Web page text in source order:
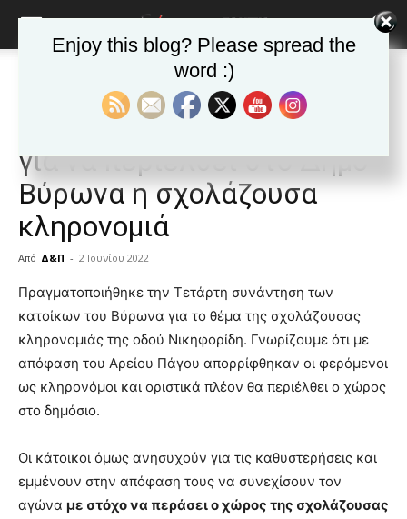
ΒΥΡΩΝΑΣ Τα νέα της Πόλης
Ο αγώνας των κατοίκων
για να περιέλθει στο Δήμο
Βύρωνα η σχολάζουσα
κληρονομιά
Από Δ&Π - 2 Ιουνίου 2022
blonde
lesbians
hot
cam
show.desi
xxx
teaches
you
the
Πραγματοποιήθηκε την Τετάρτη συνάντηση των
κατοίκων του Βύρωνα για το θέμα της σχολάζουσας
κληρονομιάς της οδού Νικηφορίδη. Γνωρίζουμε ότι με
απόφαση του Αρείου Πάγου απορρίφθηκαν οι φερόμενοι
ως κληρονόμοι και οριστικά πλέον θα περιέλθει ο χώρος
στο δημόσιο.
Οι κάτοικοι όμως ανησυχούν για τις καθυστερήσεις και
εμμένουν στην απόφαση τους να συνεχίσουν τον
αγώνα με στόχο να περάσει ο χώρος της σχολάζουσας
Enjoy this blog? Please spread the
word :)